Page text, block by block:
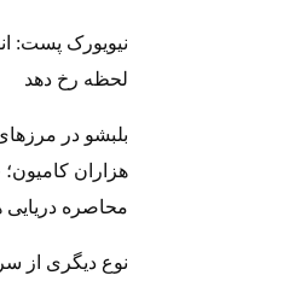
نیویورک پست:
لحظه رخ دهد
بلبشو در
هزاران
محاصره دریایی
نوع دیگری از